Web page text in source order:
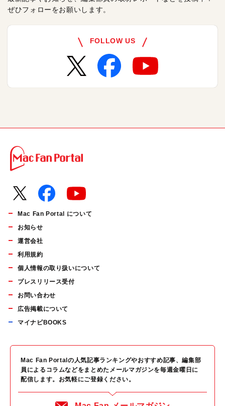
ぜひフォローをお願いします。
FOLLOW US
Mac Fan Portal について
お知らせ
運営会社
利用規約
個人情報の取り扱いについて
プレスリリース受付
お問い合わせ
広告掲載について
マイナビBOOKS
Mac Fan Portalの人気記事ランキングやおすすめ記事、編集部
員によるコラムなどをまとめたメールマガジンを毎週金曜日に
配信します。お気軽にご登録ください。